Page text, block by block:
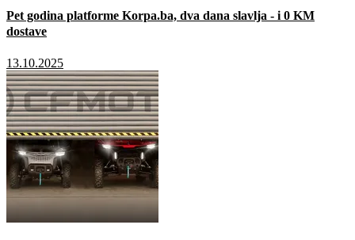
Pet godina platforme Korpa.ba, dva dana slavlja - i 0 KM
dostave
13.10.2025